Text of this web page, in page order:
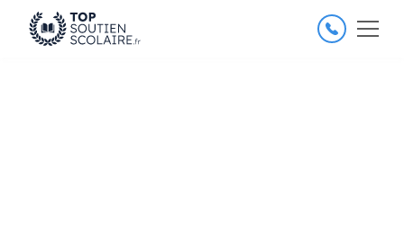
26 000 élèves satisfaits